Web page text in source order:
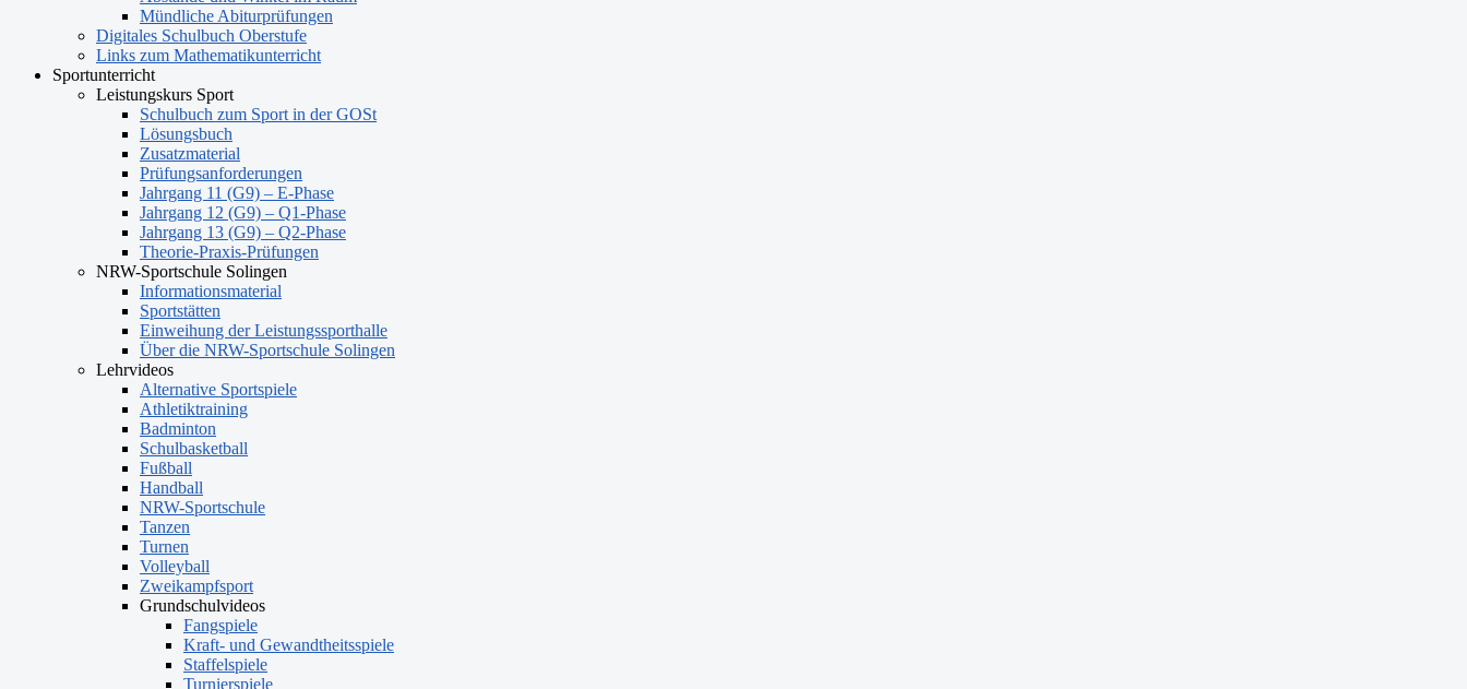
Mündliche Abiturprüfungen
Digitales Schulbuch Oberstufe
Links zum Mathematikunterricht
Sportunterricht
Leistungskurs Sport
Schulbuch zum Sport in der GOSt
Lösungsbuch
Zusatzmaterial
Prüfungsanforderungen
Jahrgang 11 (G9) – E-Phase
Jahrgang 12 (G9) – Q1-Phase
Jahrgang 13 (G9) – Q2-Phase
Theorie-Praxis-Prüfungen
NRW-Sportschule Solingen
Informationsmaterial
Sportstätten
Einweihung der Leistungssporthalle
Über die NRW-Sportschule Solingen
Lehrvideos
Alternative Sportspiele
Athletiktraining
Badminton
Schulbasketball
Fußball
Handball
NRW-Sportschule
Tanzen
Turnen
Volleyball
Zweikampfsport
Grundschulvideos
Fangspiele
Kraft- und Gewandtheitsspiele
Staffelspiele
Turnierspiele